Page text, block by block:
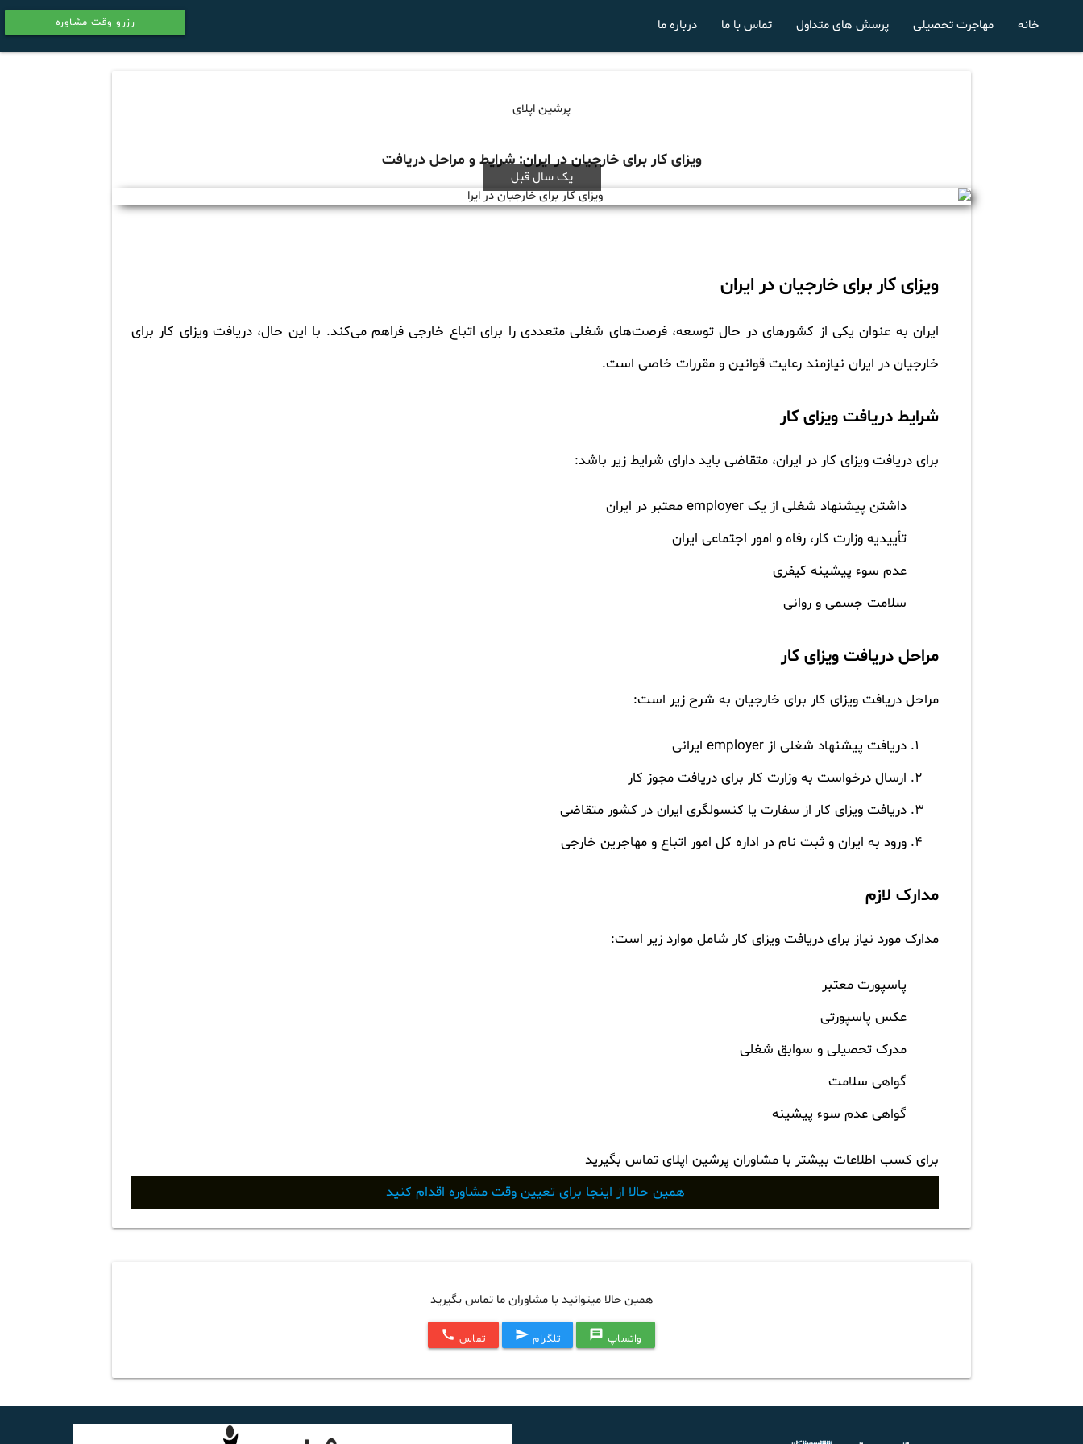
رزرو وقت مشاوره
calendar
خانه مهاجرت تحصیلی پرسش های متداول تماس با ما درباره ما
پرشین اپلای
ویزای کار برای خارجیان در ایران: شرایط و مراحل دریافت
یک سال قبل
ویزای کار برای خارجیان در ایران
ایران به عنوان یکی از کشورهای در حال توسعه، فرصت‌های شغلی متعددی را برای اتباع خارجی فراهم می‌کند. با این حال، دریافت ویزای کار برای
خارجیان در ایران نیازمند رعایت قوانین و مقررات خاصی است.
شرایط دریافت ویزای کار
برای دریافت ویزای کار در ایران، متقاضی باید دارای شرایط زیر باشد:
داشتن پیشنهاد شغلی از یک employer معتبر در ایران
تأییدیه وزارت کار، رفاه و امور اجتماعی ایران
عدم سوء پیشینه کیفری
سلامت جسمی و روانی
مراحل دریافت ویزای کار
مراحل دریافت ویزای کار برای خارجیان به شرح زیر است:
دریافت پیشنهاد شغلی از employer ایرانی
ارسال درخواست به وزارت کار برای دریافت مجوز کار
دریافت ویزای کار از سفارت یا کنسولگری ایران در کشور متقاضی
ورود به ایران و ثبت نام در اداره کل امور اتباع و مهاجرین خارجی
مدارک لازم
مدارک مورد نیاز برای دریافت ویزای کار شامل موارد زیر است:
پاسپورت معتبر
عکس پاسپورتی
مدرک تحصیلی و سوابق شغلی
گواهی سلامت
گواهی عدم سوء پیشینه
برای کسب اطلاعات بیشتر با مشاوران پرشین اپلای تماس بگیرید
همین حالا از اینجا برای تعیین وقت مشاوره اقدام کنید
همین حالا میتوانید با مشاوران ما تماس بگیرید
واتساپ message تلگرام send تماس call